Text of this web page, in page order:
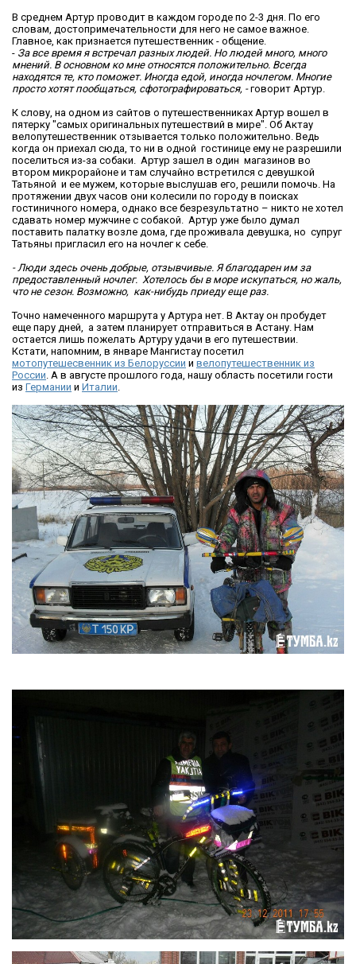
В среднем Артур проводит в каждом городе по 2-3 дня. По его
словам, достопримечательности для него не самое важное.
Главное, как признается путешественник - общение.
- За все время я встречал разных людей. Но людей много, много
мнений. В основном ко мне относятся положительно. Всегда
находятся те, кто поможет. Иногда едой, иногда ночлегом. Многие
просто хотят пообщаться, сфотографироваться, -говорит Артур.
К слову, на одном из сайтов о путешественниках Артур вошел в
пятерку "самых оригинальных путешествий в мире". Об Актау
велопутешественник отзывается только положительно. Ведь
когда он приехал сюда, то ни в одной гостинице ему не разрешили
поселиться из-за собаки. Артур зашел в один магазинов во
втором микрорайоне и там случайно встретился с девушкой
Татьяной и ее мужем, которые выслушав его, решили помочь. На
протяжении двух часов они колесили по городу в поисках
гостиничного номера, однако все безрезультатно – никто не хотел
сдавать номер мужчине с собакой. Артур уже было думал
поставить палатку возле дома, где проживала девушка, но супруг
Татьяны пригласил его на ночлег к себе.
- Люди здесь очень добрые, отзывчивые. Я благодарен им за
предоставленный ночлег. Хотелось бы в море искупаться, но жаль,
что не сезон. Возможно, как-нибудь приеду еще раз.
Точно намеченного маршрута у Артура нет. В Актау он пробудет
еще пару дней, а затем планирует отправиться в Астану. Нам
остается лишь пожелать Артуру удачи в его путешествии.
Кстати, напомним, в январе Мангистау посетил
мотопутешесвенник из Белоруссии и велопутешественник из
России . А в августе прошлого года, нашу область посетили гости
из Германии и Италии